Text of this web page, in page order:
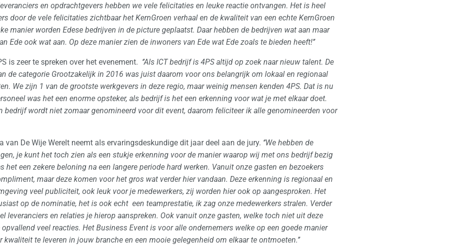
en opdrachtgevers hebben we vele felicitaties en leuke reactie ontvangen. Het is heel
door de vele felicitaties zichtbaar het KernGroen verhaal en de kwaliteit van een echte KernGroen
manier worden Edese bedrijven in de picture geplaatst. Daar hebben de bedrijven wat aan maar
Ede ook wat aan. Op deze manier zien de inwoners van Ede wat Ede zoals te bieden heeft!’’
is zeer te spreken over het evenement. ‘’Als ICT bedrijf is 4PS altijd op zoek naar nieuw talent. De
de categorie Grootzakelijk in 2016 was juist daarom voor ons belangrijk om lokaal en regionaal
We zijn 1 van de grootste werkgevers in deze regio, maar weinig mensen kenden 4PS. Dat is nu
was het een enorme opsteker, als bedrijf is het een erkenning voor wat je met elkaar doet.
bedrijf wordt niet zomaar genomineerd voor dit event, daarom feliciteer ik alle genomineerden voor
van De Wije Werelt neemt als ervaringsdeskundige dit jaar deel aan de jury. ‘’We hebben de
je kunt het toch zien als een stukje erkenning voor de manier waarop wij met ons bedrijf bezig
het een zekere beloning na een langere periode hard werken. Vanuit onze gasten en bezoekers
maar deze komen voor het gros wat verder hier vandaan. Deze erkenning is regionaal en
veel publiciteit, ook leuk voor je medewerkers, zij worden hier ook op aangesproken. Het
op de nominatie, het is ook echt een teamprestatie, ik zag onze medewerkers stralen. Verder
leveranciers en relaties je hierop aanspreken. Ook vanuit onze gasten, welke toch niet uit deze
veel reacties. Het Business Event is voor alle ondernemers welke op een goede manier
te leveren in jouw branche en een mooie gelegenheid om elkaar te ontmoeten.’’